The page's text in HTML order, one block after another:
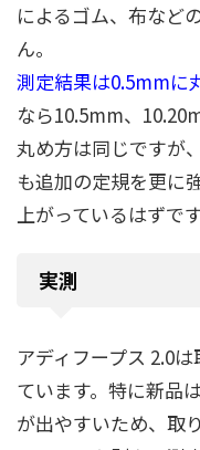
によるゴム、布など
ん。
測定結果は0.5mmに
なら10.5mm、
丸め方は同じですが
も追加の定規を更に
上がっているはずです
実測
アディフープス 2.0
ています。特に新品
が出やすいため、取